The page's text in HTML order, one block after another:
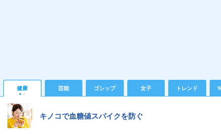
健康 芸能 ゴシップ 女子 トレンド
キノコで血糖値スパイクを防ぐ